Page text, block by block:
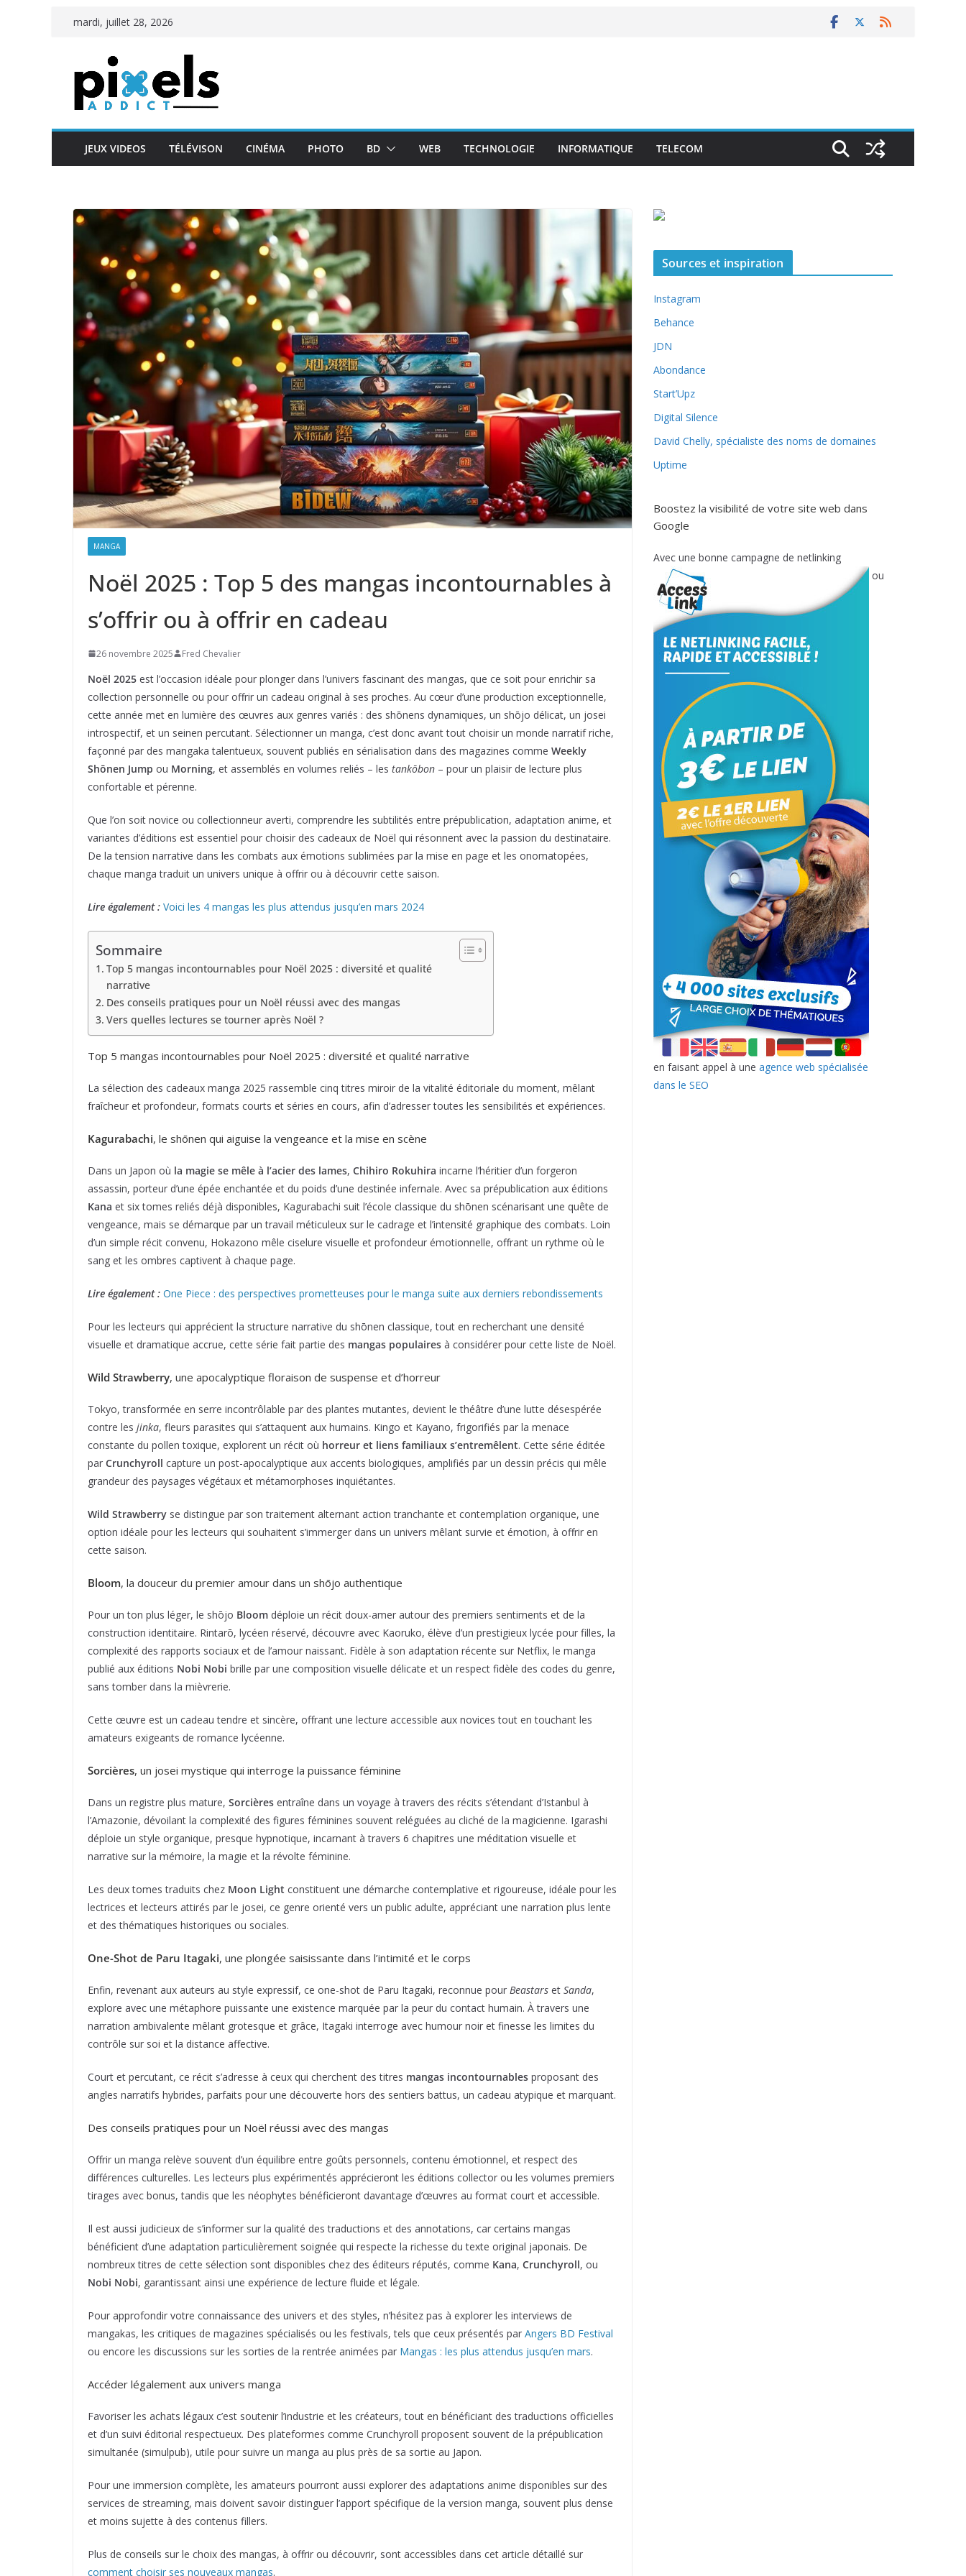
Passermardi, juillet 28, 2026
JEUX VIDEOS TÉLÉVISON CINÉMA PHOTO BD WEB TECHNOLOGIE INFORMATIQUE TELECOM
MANGA
Noël 2025 : Top 5 des mangas incontournables à
s’offrir ou à offrir en cadeau
26 novembre 2025 Fred Chevalier
Noël 2025 est l’occasion idéale pour plonger dans l’univers fascinant des mangas, que ce soit pour enrichir sa
collection personnelle ou pour offrir un cadeau original à ses proches. Au cœur d’une production exceptionnelle,
cette année met en lumière des œuvres aux genres variés : des shōnens dynamiques, un shōjo délicat, un josei
introspectif, et un seinen percutant. Sélectionner un manga, c’est donc avant tout choisir un monde narratif riche,
façonné par des mangaka talentueux, souvent publiés en sérialisation dans des magazines comme Weekly
Shōnen Jump ou Morning, et assemblés en volumes reliés – les tankōbon – pour un plaisir de lecture plus
confortable et pérenne.
Que l’on soit novice ou collectionneur averti, comprendre les subtilités entre prépublication, adaptation anime, et
variantes d’éditions est essentiel pour choisir des cadeaux de Noël qui résonnent avec la passion du destinataire.
De la tension narrative dans les combats aux émotions sublimées par la mise en page et les onomatopées,
chaque manga traduit un univers unique à offrir ou à découvrir cette saison.
Lire également : Voici les 4 mangas les plus attendus jusqu’en mars 2024
Sommaire
Top 5 mangas incontournables pour Noël 2025 : diversité et qualité
narrative
Des conseils pratiques pour un Noël réussi avec des mangas
Vers quelles lectures se tourner après Noël ?
Top 5 mangas incontournables pour Noël 2025 : diversité et qualité narrative
La sélection des cadeaux manga 2025 rassemble cinq titres miroir de la vitalité éditoriale du moment, mêlant
fraîcheur et profondeur, formats courts et séries en cours, afin d’adresser toutes les sensibilités et expériences.
Kagurabachi, le shōnen qui aiguise la vengeance et la mise en scène
Dans un Japon où la magie se mêle à l’acier des lames, Chihiro Rokuhira incarne l’héritier d’un forgeron
assassin, porteur d’une épée enchantée et du poids d’une destinée infernale. Avec sa prépublication aux éditions
Kana et six tomes reliés déjà disponibles, Kagurabachi suit l’école classique du shōnen scénarisant une quête de
vengeance, mais se démarque par un travail méticuleux sur le cadrage et l’intensité graphique des combats. Loin
d’un simple récit convenu, Hokazono mêle ciselure visuelle et profondeur émotionnelle, offrant un rythme où le
sang et les ombres captivent à chaque page.
Lire également : One Piece : des perspectives prometteuses pour le manga suite aux derniers rebondissements
Pour les lecteurs qui apprécient la structure narrative du shōnen classique, tout en recherchant une densité
visuelle et dramatique accrue, cette série fait partie des mangas populaires à considérer pour cette liste de Noël.
Wild Strawberry, une apocalyptique floraison de suspense et d’horreur
Tokyo, transformée en serre incontrôlable par des plantes mutantes, devient le théâtre d’une lutte désespérée
contre les jinka, fleurs parasites qui s’attaquent aux humains. Kingo et Kayano, frigorifiés par la menace
constante du pollen toxique, explorent un récit où horreur et liens familiaux s’entremêlent. Cette série éditée
par Crunchyroll capture un post-apocalyptique aux accents biologiques, amplifiés par un dessin précis qui mêle
grandeur des paysages végétaux et métamorphoses inquiétantes.
Wild Strawberry se distingue par son traitement alternant action tranchante et contemplation organique, une
option idéale pour les lecteurs qui souhaitent s’immerger dans un univers mêlant survie et émotion, à offrir en
cette saison.
Bloom, la douceur du premier amour dans un shōjo authentique
Pour un ton plus léger, le shōjo Bloom déploie un récit doux-amer autour des premiers sentiments et de la
construction identitaire. Rintarō, lycéen réservé, découvre avec Kaoruko, élève d’un prestigieux lycée pour filles, la
complexité des rapports sociaux et de l’amour naissant. Fidèle à son adaptation récente sur Netflix, le manga
publié aux éditions Nobi Nobi brille par une composition visuelle délicate et un respect fidèle des codes du genre,
sans tomber dans la mièvrerie.
Cette œuvre est un cadeau tendre et sincère, offrant une lecture accessible aux novices tout en touchant les
amateurs exigeants de romance lycéenne.
Sorcières, un josei mystique qui interroge la puissance féminine
Dans un registre plus mature, Sorcières entraîne dans un voyage à travers des récits s’étendant d’Istanbul à
l’Amazonie, dévoilant la complexité des figures féminines souvent reléguées au cliché de la magicienne. Igarashi
déploie un style organique, presque hypnotique, incarnant à travers 6 chapitres une méditation visuelle et
narrative sur la mémoire, la magie et la révolte féminine.
Les deux tomes traduits chez Moon Light constituent une démarche contemplative et rigoureuse, idéale pour les
lectrices et lecteurs attirés par le josei, ce genre orienté vers un public adulte, appréciant une narration plus lente
et des thématiques historiques ou sociales.
One-Shot de Paru Itagaki, une plongée saisissante dans l’intimité et le corps
Enfin, revenant aux auteurs au style expressif, ce one-shot de Paru Itagaki, reconnue pour Beastars et Sanda,
explore avec une métaphore puissante une existence marquée par la peur du contact humain. À travers une
narration ambivalente mêlant grotesque et grâce, Itagaki interroge avec humour noir et finesse les limites du
contrôle sur soi et la distance affective.
Court et percutant, ce récit s’adresse à ceux qui cherchent des titres mangas incontournables proposant des
angles narratifs hybrides, parfaits pour une découverte hors des sentiers battus, un cadeau atypique et marquant.
Des conseils pratiques pour un Noël réussi avec des mangas
Offrir un manga relève souvent d’un équilibre entre goûts personnels, contenu émotionnel, et respect des
différences culturelles. Les lecteurs plus expérimentés apprécieront les éditions collector ou les volumes premiers
tirages avec bonus, tandis que les néophytes bénéficieront davantage d’œuvres au format court et accessible.
Il est aussi judicieux de s’informer sur la qualité des traductions et des annotations, car certains mangas
bénéficient d’une adaptation particulièrement soignée qui respecte la richesse du texte original japonais. De
nombreux titres de cette sélection sont disponibles chez des éditeurs réputés, comme Kana, Crunchyroll, ou
Nobi Nobi, garantissant ainsi une expérience de lecture fluide et légale.
Pour approfondir votre connaissance des univers et des styles, n’hésitez pas à explorer les interviews de
mangakas, les critiques de magazines spécialisés ou les festivals, tels que ceux présentés par Angers BD Festival
ou encore les discussions sur les sorties de la rentrée animées par Mangas : les plus attendus jusqu’en mars.
Accéder légalement aux univers manga
Favoriser les achats légaux c’est soutenir l’industrie et les créateurs, tout en bénéficiant des traductions officielles
et d’un suivi éditorial respectueux. Des plateformes comme Crunchyroll proposent souvent de la prépublication
simultanée (simulpub), utile pour suivre un manga au plus près de sa sortie au Japon.
Pour une immersion complète, les amateurs pourront aussi explorer des adaptations anime disponibles sur des
services de streaming, mais doivent savoir distinguer l’apport spécifique de la version manga, souvent plus dense
et moins sujette à des contenus fillers.
Plus de conseils sur le choix des mangas, à offrir ou découvrir, sont accessibles dans cet article détaillé sur
comment choisir ses nouveaux mangas.
Sources et inspiration
Instagram
Behance
JDN
Abondance
Start’Upz
Digital Silence
David Chelly, spécialiste des noms de domaines
Uptime
Boostez la visibilité de votre site web dans
Google
Avec une bonne campagne de netlinking
ou
en faisant appel à une agence web spécialisée
dans le SEO